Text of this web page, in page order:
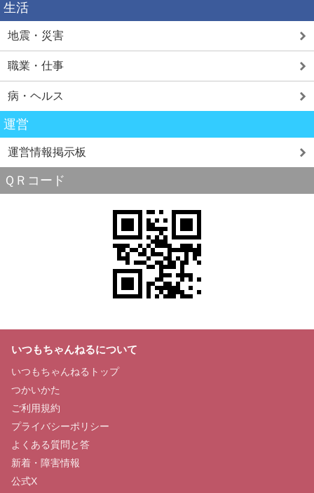
生活
地震・災害
職業・仕事
病・ヘルス
運営
運営情報掲示板
ＱＲコード
いつもちゃんねるについて
いつもちゃんねるトップ
つかいかた
ご利用規約
プライバシーポリシー
よくある質問と答
新着・障害情報
公式X